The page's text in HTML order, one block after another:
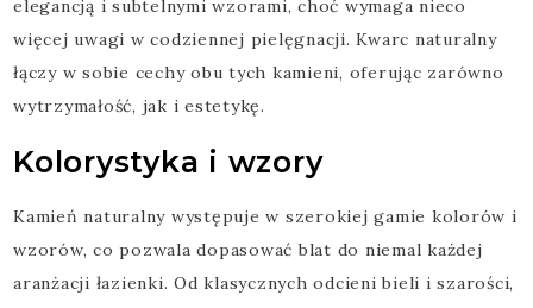
elegancją i subtelnymi wzorami, choć wymaga nieco
więcej uwagi w codziennej pielęgnacji. Kwarc naturalny
łączy w sobie cechy obu tych kamieni, oferując zarówno
wytrzymałość, jak i estetykę.
Kolorystyka i wzory
Kamień naturalny występuje w szerokiej gamie kolorów i
wzorów, co pozwala dopasować blat do niemal każdej
aranżacji łazienki. Od klasycznych odcieni bieli i szarości,